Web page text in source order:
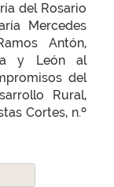
del Rosario
Mercedes
Antón,
y León al
del
Rural,
Cortes, n.º